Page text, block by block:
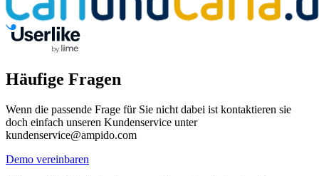
Häufige Fragen
Wenn die passende Frage für Sie nicht dabei ist kontaktieren sie
doch einfach unseren Kundenservice unter
kundenservice@ampido.com
Demo vereinbaren